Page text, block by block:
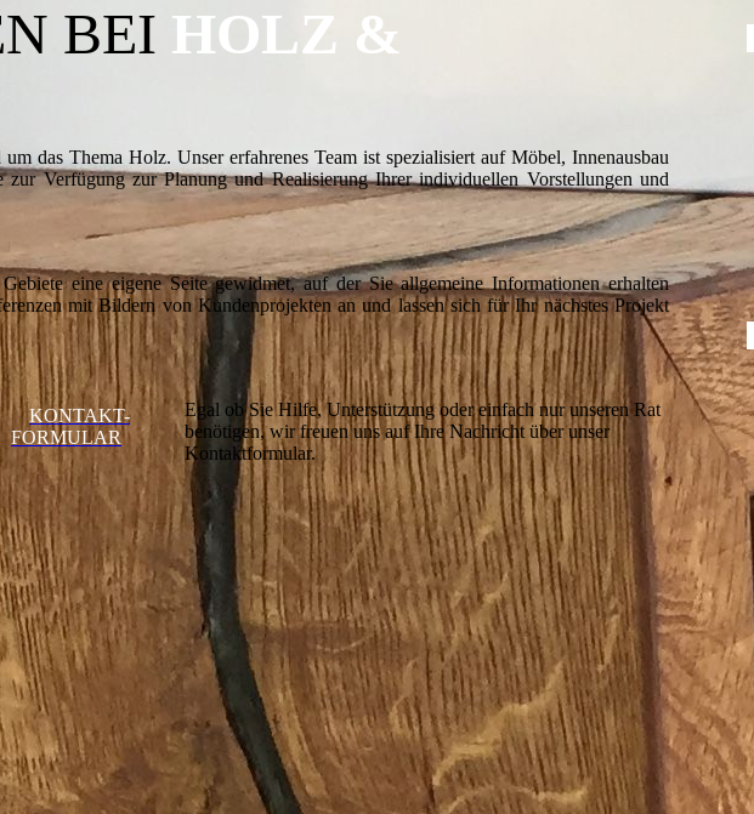
BEI HOLZ &
das Thema Holz. Unser erfahrenes Team ist spezialisiert auf Möbel, Innenausbau
zur Verfügung zur Planung und Realisierung Ihrer individuellen Vorstellungen und
eine eigene Seite gewidmet, auf der Sie allgemeine Informationen erhalten
mit Bildern von Kundenprojekten an und lassen sich für Ihr nächstes Projekt
KONTAKT-
FORMULAR
Egal ob Sie Hilfe, Unterstützung oder einfach nur unseren Rat
benötigen, wir freuen uns auf Ihre Nachricht über unser
Kontaktformular.